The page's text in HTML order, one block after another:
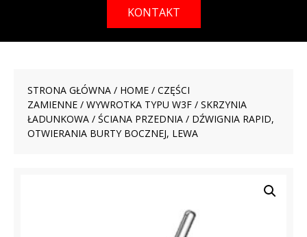
KONTAKT
STRONA GŁÓWNA / HOME / CZĘŚCI
ZAMIENNE / WYWROTKA TYPU W3F / SKRZYNIA
ŁADUNKOWA / ŚCIANA PRZEDNIA / DŹWIGNIA RAPID,
OTWIERANIA BURTY BOCZNEJ, LEWA